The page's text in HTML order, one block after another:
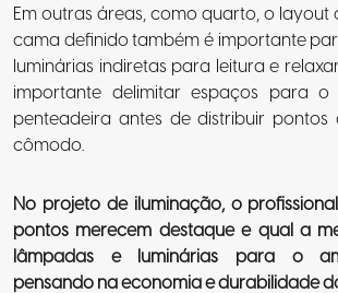
Em outras áreas, como quarto, o
cama definido também é importante
luminárias indiretas para leitura e
importante delimitar espaços para
penteadeira antes de distribuir
cômodo.
No projeto de iluminação, o
pontos merecem destaque e qual a
lâmpadas e luminárias para o
pensando na economia e durabilidade